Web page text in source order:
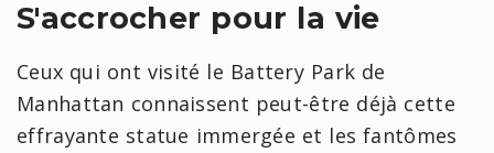
S'accrocher pour la vie
Ceux qui ont visité le Battery Park de
Manhattan connaissent peut-être déjà cette
effrayante statue immergée et les fantômes